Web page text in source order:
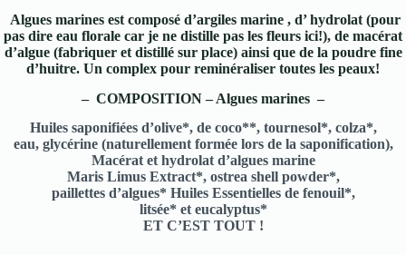
Algues marines est composé d’argiles marine , d’ hydrolat (pour
pas dire eau florale car je ne distille pas les fleurs ici!), de macérat
d’algue (fabriquer et distillé sur place) ainsi que de la poudre fine
d’huitre. Un complex pour reminéraliser toutes les peaux!
– COMPOSITION – Algues marines –
Huiles saponifiées d’olive*, de coco**, tournesol*, colza*,
eau, glycérine (naturellement formée lors de la saponification),
Macérat et hydrolat d’algues marine
Maris Limus Extract*, ostrea shell powder*,
paillettes d’algues* Huiles Essentielles de fenouil*,
litsée* et eucalyptus*
ET C’EST TOUT !